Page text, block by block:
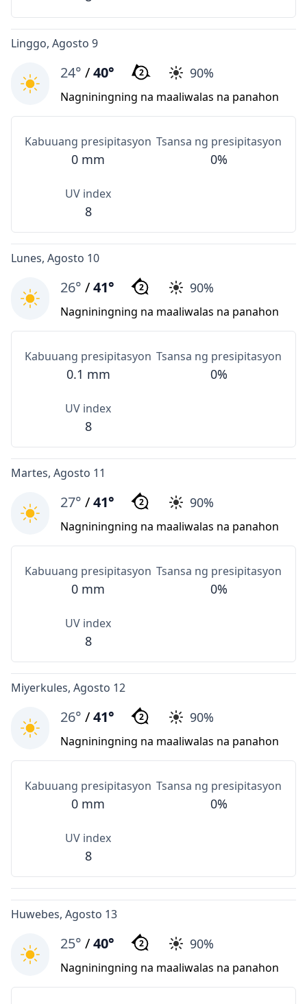
Linggo, Agosto 9
24° /40° 2 90%
Nagniningning na maaliwalas na panahon
Kabuuang presipitasyon
0 mm
Tsansa ng presipitasyon
0%
UV index
8
Lunes, Agosto 10
26° /41° 2 90%
Nagniningning na maaliwalas na panahon
Kabuuang presipitasyon
0.1 mm
Tsansa ng presipitasyon
0%
UV index
8
Martes, Agosto 11
27° /41° 2 90%
Nagniningning na maaliwalas na panahon
Kabuuang presipitasyon
0 mm
Tsansa ng presipitasyon
0%
UV index
8
Miyerkules, Agosto 12
26° /41° 2 90%
Nagniningning na maaliwalas na panahon
Kabuuang presipitasyon
0 mm
Tsansa ng presipitasyon
0%
UV index
8
Huwebes, Agosto 13
25° /40° 2 90%
Nagniningning na maaliwalas na panahon